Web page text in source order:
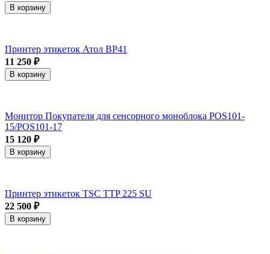
В корзину
Принтер этикеток Атол BP41
11 250 ₽
В корзину
Монитор Покупателя для сенсорного моноблока POS101-
15/POS101-17
15 120 ₽
В корзину
Принтер этикеток TSC TTP 225 SU
22 500 ₽
В корзину